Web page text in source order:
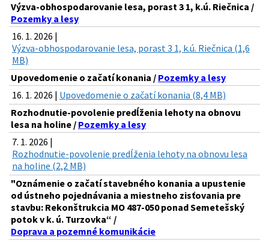
Výzva-obhospodarovanie lesa, porast 3 1, k.ú. Riečnica /
Pozemky a lesy
16. 1. 2026 |
Výzva-obhospodarovanie lesa, porast 3 1, k.ú. Riečnica (1,6
MB)
Upovedomenie o začatí konania / Pozemky a lesy
16. 1. 2026 | Upovedomenie o začatí konania (8,4 MB)
Rozhodnutie-povolenie predĺženia lehoty na obnovu
lesa na holine / Pozemky a lesy
7. 1. 2026 |
Rozhodnutie-povolenie predĺženia lehoty na obnovu lesa
na holine (2,2 MB)
"Oznámenie o začatí stavebného konania a upustenie
od ústneho pojednávania a miestneho zisťovania pre
stavbu: Rekonštrukcia MO 487-050 ponad Semetešský
potok v k. ú. Turzovka“ /
Doprava a pozemné komunikácie